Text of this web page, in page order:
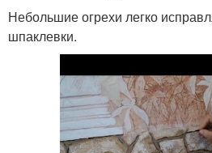
Небольшие огрехи легко
шпаклевки.